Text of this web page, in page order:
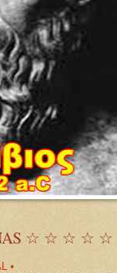
☆ ☆ ☆ ☆ ☆
•